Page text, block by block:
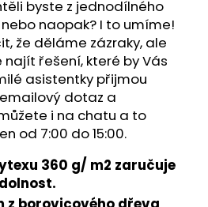
byste z jednodílného
naopak? I to umíme!
že děláme zázraky, ale
najít řešení, které by Vás
asistentky přijmou
dotaz a
i na chatu a to
od 7:00 do 15:00.
360 g/ m2 zaručuje